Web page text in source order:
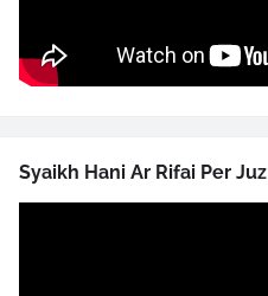
Syaikh Hani Ar Rifai Per Juz